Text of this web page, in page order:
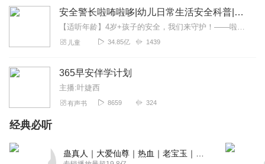
安全警长啦咘啦哆|幼儿日常生活安全科普|宝宝巴士
【适听年龄】4岁+孩子的安全，我们来守护！——啦咘啦哆警长宣孩子天生爱冒险，好奇心爆棚！不是在大马路上比赛跑，就是踩着椅子上下跳，怎样才能保护孩子平安长大？听...
儿童 34.85亿 1439
365早安伴学计划
主播:叶婕西
有声书 8659 324
经典必听